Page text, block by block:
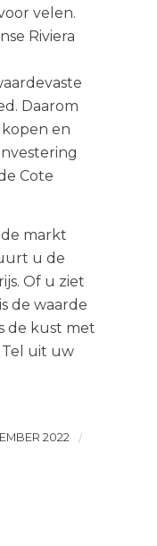
velen.
Riviera
Daarom
en
Cote
markt
u de
Of u ziet
de waarde
de kust met
Tel uit uw
2022
/